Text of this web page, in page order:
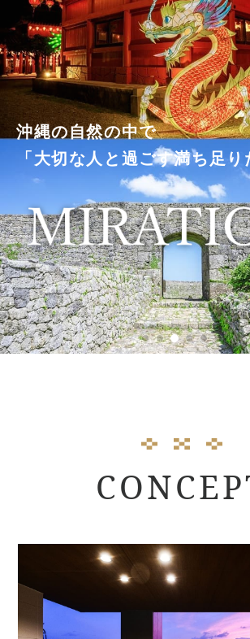
沖縄の自然の中で
「大切な人と過ごす満ち足